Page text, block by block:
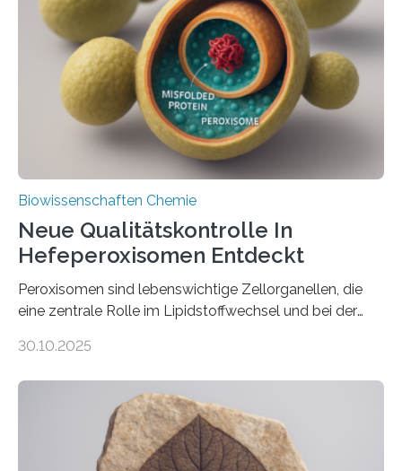
Biowissenschaften Chemie
Neue Qualitätskontrolle In
Hefeperoxisomen Entdeckt
Peroxisomen sind lebenswichtige Zellorganellen, die
eine zentrale Rolle im Lipidstoffwechsel und bei der
erfüllen können, müssen zahlreiche Enzyme präzise in
der Ruhr-Universität Bochum um Prof. Dr. Ralf Erdmann
und Dr. Ismaila Francis Yusuf hat nun einen bislang
unbekannten Qualitätskontrollmechanismus des
peroxisomalen Proteintransports in der Bäckerhefe
30.10.2025